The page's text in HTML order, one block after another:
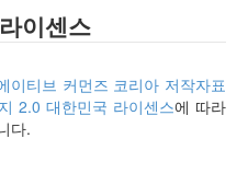
이센스
이티브 커먼즈 코리아 저작자표
2.0 대한민국 라이센스에 따라
다.